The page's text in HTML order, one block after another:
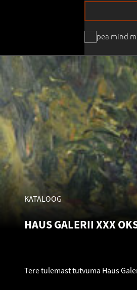
pea mind
KATALOOG
HAUS GALERII XXX
Tere tulemast tutvuma Haus